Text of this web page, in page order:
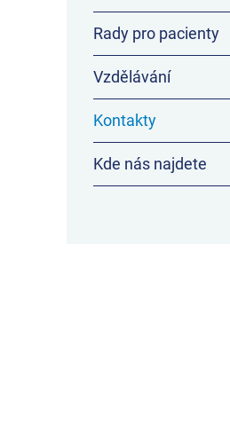
Rady pro pacienty
Vzdělávání
Kontakty
Kde nás najdete